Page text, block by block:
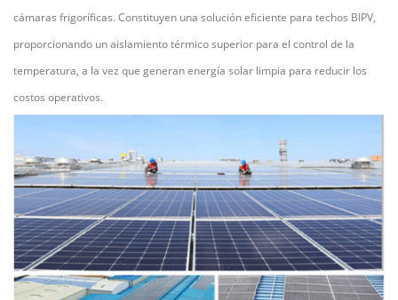
cámaras frigoríficas. Constituyen una solución eficiente para techos BIPV,
proporcionando un aislamiento térmico superior para el control de la
temperatura, a la vez que generan energía solar limpia para reducir los
costos operativos.